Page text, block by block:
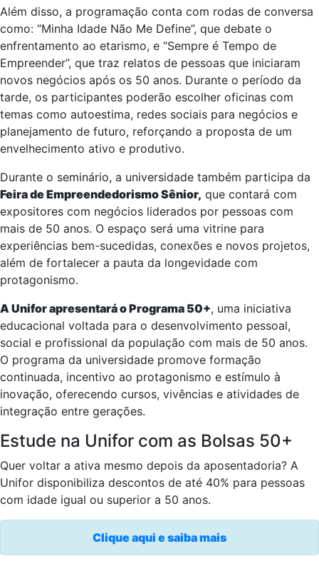
Além disso, a programação conta com rodas de conversa
como: “Minha Idade Não Me Define”, que debate o
enfrentamento ao etarismo, e “Sempre é Tempo de
Empreender”, que traz relatos de pessoas que iniciaram
novos negócios após os 50 anos. Durante o período da
tarde, os participantes poderão escolher oficinas com
temas como autoestima, redes sociais para negócios e
planejamento de futuro, reforçando a proposta de um
envelhecimento ativo e produtivo.
Durante o seminário, a universidade também participa da
Feira de Empreendedorismo Sênior, que contará com
expositores com negócios liderados por pessoas com
mais de 50 anos. O espaço será uma vitrine para
experiências bem-sucedidas, conexões e novos projetos,
além de fortalecer a pauta da longevidade com
protagonismo.
A Unifor apresentará o Programa 50+, uma iniciativa
educacional voltada para o desenvolvimento pessoal,
social e profissional da população com mais de 50 anos.
O programa da universidade promove formação
continuada, incentivo ao protagonismo e estímulo à
inovação, oferecendo cursos, vivências e atividades de
integração entre gerações.
Estude na Unifor com as Bolsas 50+
Quer voltar a ativa mesmo depois da aposentadoria? A
Unifor disponibiliza descontos de até 40% para pessoas
com idade igual ou superior a 50 anos.
Clique aqui e saiba mais